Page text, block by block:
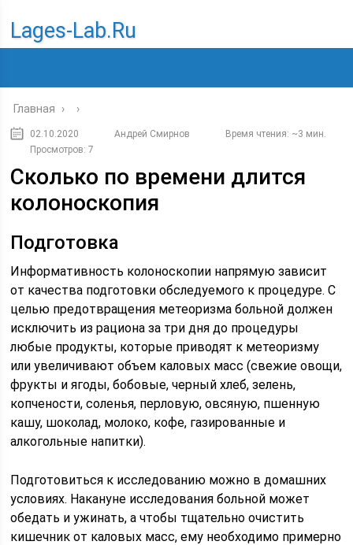
Lages-Lab.ru
Главная › ›
02.10.2020 Андрей Смирнов
Время чтения: ~3 мин.
Просмотров: 7
Сколько по времени длится
колоноскопия
Подготовка
Информативность колоноскопии напрямую зависит
от качества подготовки обследуемого к процедуре. С
целью предотвращения метеоризма больной должен
исключить из рациона за три дня до процедуры
любые продукты, которые приводят к метеоризму
или увеличивают объем каловых масс (свежие овощи,
фрукты и ягоды, бобовые, черный хлеб, зелень,
копчености, соленья, перловую, овсяную, пшенную
кашу, шоколад, молоко, кофе, газированные и
алкогольные напитки).
Подготовиться к исследованию можно в домашних
условиях. Накануне исследования больной может
обедать и ужинать, а чтобы тщательно очистить
кишечник от каловых масс, ему необходимо примерно